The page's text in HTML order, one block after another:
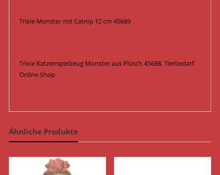
Trixie Monster mit Catnip 12 cm 45689
Trixie Katzenspielzeug Monster aus Plüsch 45688, Tierbedarf
Online Shop
Ähnliche Produkte